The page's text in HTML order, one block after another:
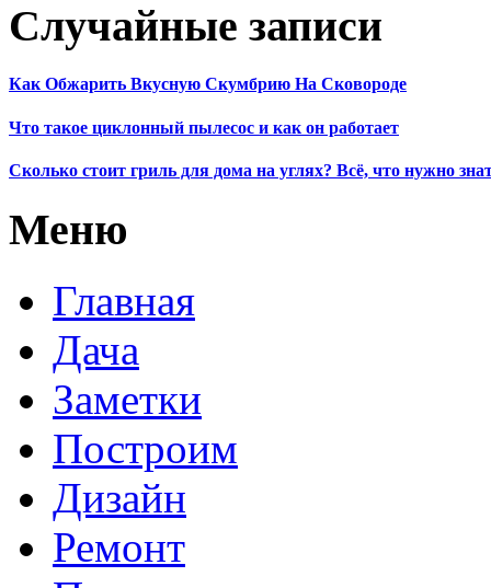
Случайные записи
Как Обжарить Вкусную Скумбрию На Сковороде
Что такое циклонный пылесос и как он работает
Сколько стоит гриль для дома на углях? Всё, что нужно
Меню
Главная
Дача
Заметки
Построим
Дизайн
Ремонт